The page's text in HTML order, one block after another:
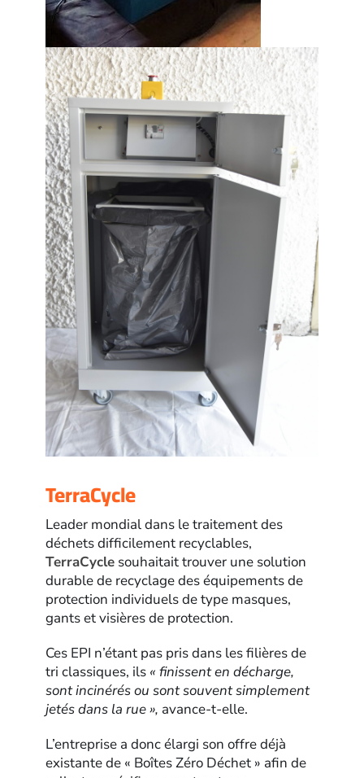
TerraCycle
Leader mondial dans le traitement des
déchets difficilement recyclables,
TerraCycle souhaitait trouver une solution
durable de recyclage des équipements de
protection individuels de type masques,
gants et visières de protection.
Ces EPI n’étant pas pris dans les filières de
tri classiques, ils « finissent en décharge,
sont incinérés ou sont souvent simplement
jetés dans la rue », avance-t-elle.
L’entreprise a donc élargi son offre déjà
existante de « Boîtes Zéro Déchet » afin de